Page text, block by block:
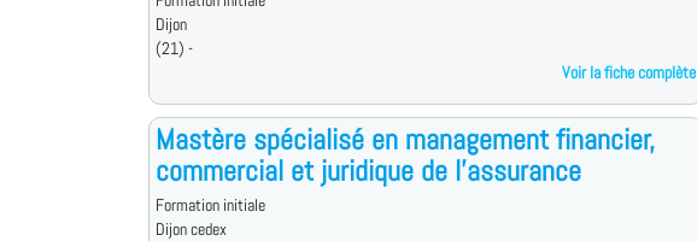
Dijon
(21) -
Voir la fiche complète
Mastère spécialisé en management financier,
commercial et juridique de l'assurance
Formation initiale
Dijon cedex